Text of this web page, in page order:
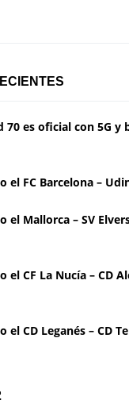
70 es oficial con 5G y
el FC Barcelona –
el Mallorca – SV
el CF La Nucía – CD
el CD Leganés – CD